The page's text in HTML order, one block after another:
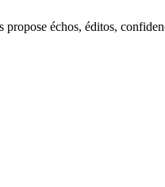
échos, éditos,